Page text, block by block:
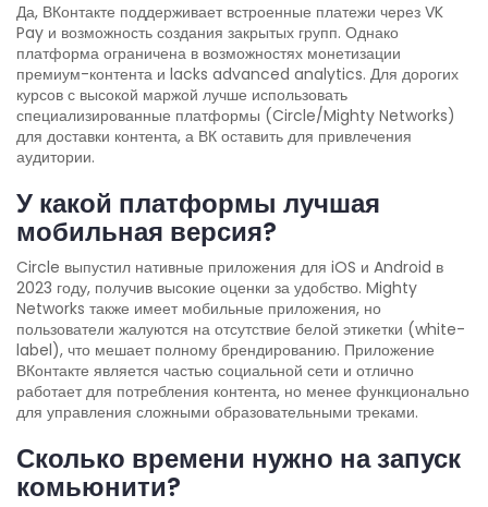
Да, ВКонтакте поддерживает встроенные платежи через VK
Pay и возможность создания закрытых групп. Однако
платформа ограничена в возможностях монетизации
премиум-контента и lacks advanced analytics. Для дорогих
курсов с высокой маржой лучше использовать
специализированные платформы (Circle/Mighty Networks)
для доставки контента, а ВК оставить для привлечения
аудитории.
У какой платформы лучшая
мобильная версия?
Circle выпустил нативные приложения для iOS и Android в
2023 году, получив высокие оценки за удобство. Mighty
Networks также имеет мобильные приложения, но
пользователи жалуются на отсутствие белой этикетки (white-
label), что мешает полному брендированию. Приложение
ВКонтакте является частью социальной сети и отлично
работает для потребления контента, но менее функционально
для управления сложными образовательными треками.
Сколько времени нужно на запуск
комьюнити?